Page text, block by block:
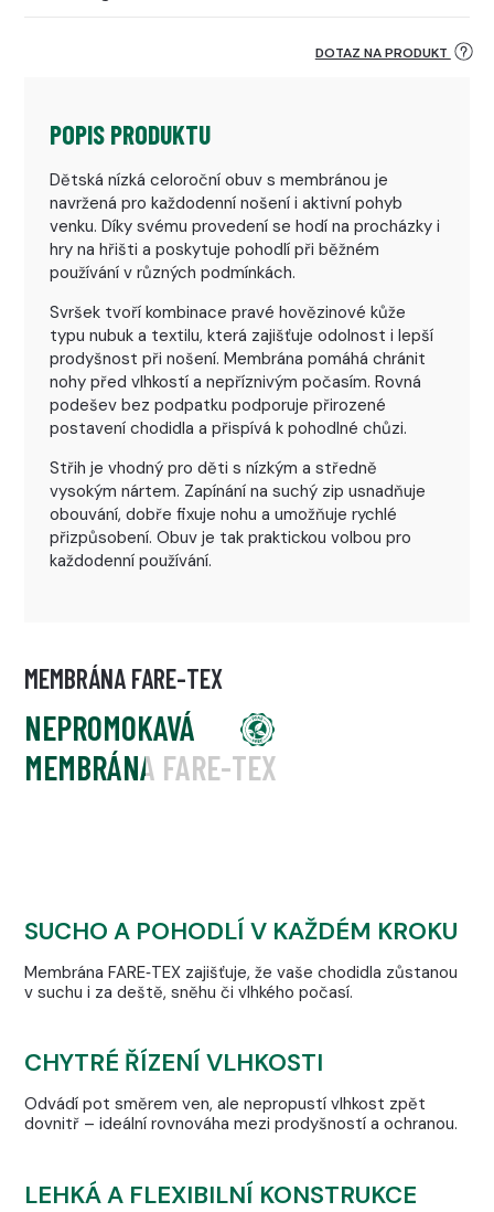
DOTAZ NA PRODUKT
POPIS PRODUKTU
Dětská nízká celoroční obuv s membránou je
navržená pro každodenní nošení i aktivní pohyb
venku. Díky svému provedení se hodí na procházky i
hry na hřišti a poskytuje pohodlí při běžném
používání v různých podmínkách.
Svršek tvoří kombinace pravé hovězinové kůže
typu nubuk a textilu, která zajišťuje odolnost i lepší
prodyšnost při nošení. Membrána pomáhá chránit
nohy před vlhkostí a nepříznivým počasím. Rovná
podešev bez podpatku podporuje přirozené
postavení chodidla a přispívá k pohodlné chůzi.
Střih je vhodný pro děti s nízkým a středně
vysokým nártem. Zapínání na suchý zip usnadňuje
obouvání, dobře fixuje nohu a umožňuje rychlé
přizpůsobení. Obuv je tak praktickou volbou pro
každodenní používání.
MEMBRÁNA FARE-TEX
NEPROMOKAVÁ
MEMBRÁNA FARE-TEX
SUCHO A POHODLÍ V KAŽDÉM KROKU
Membrána FARE‑TEX zajišťuje, že vaše chodidla zůstanou
v suchu i za deště, sněhu či vlhkého počasí.
CHYTRÉ ŘÍZENÍ VLHKOSTI
Odvádí pot směrem ven, ale nepropustí vlhkost zpět
dovnitř – ideální rovnováha mezi prodyšností a ochranou.
LEHKÁ A FLEXIBILNÍ KONSTRUKCE